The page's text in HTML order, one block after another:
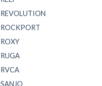
REVOLUTION
ROCKPORT
ROXY
RUGA
RVCA
SANJO